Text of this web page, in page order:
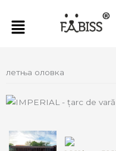
садржај
летња оловка